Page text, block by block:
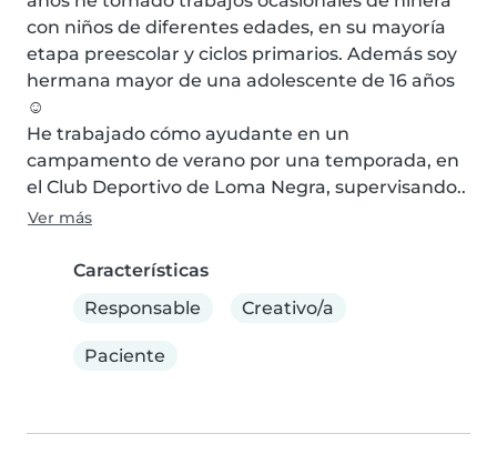
con niños de diferentes edades, en su mayoría
etapa preescolar y ciclos primarios. Además soy
hermana mayor de una adolescente de 16 años
☺️
He trabajado cómo ayudante en un
campamento de verano por una temporada, en
el Club Deportivo de Loma Negra, supervisando..
Ver más
Características
Responsable
Creativo/a
Paciente